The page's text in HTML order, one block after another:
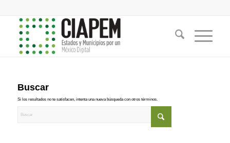
Buscar
Si los resultados no te satisfacen, intenta una nueva búsqueda con otros términos.